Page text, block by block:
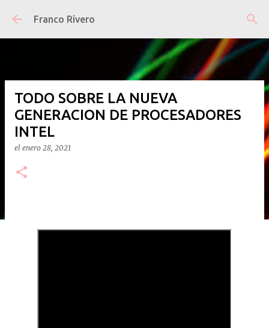
Ir al contenido principal
Franco Rivero
TODO SOBRE LA NUEVA
GENERACION DE PROCESADORES
INTEL
el enero 28, 2021